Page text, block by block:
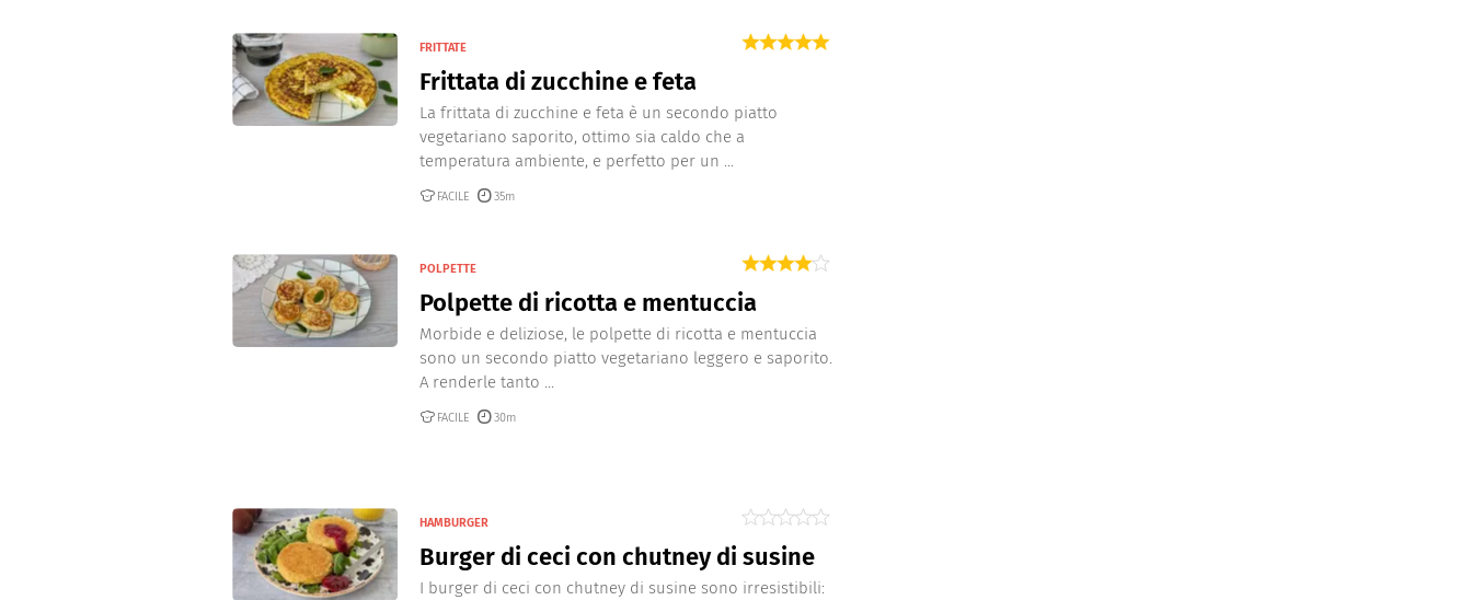
FRITTATE
Frittata di zucchine e feta
La frittata di zucchine e feta è un secondo piatto
vegetariano saporito, ottimo sia caldo che a
temperatura ambiente, e perfetto per un ...
FACILE 35m
POLPETTE
Polpette di ricotta e mentuccia
Morbide e deliziose, le polpette di ricotta e mentuccia
sono un secondo piatto vegetariano leggero e saporito.
A renderle tanto ...
FACILE 30m
HAMBURGER
Burger di ceci con chutney di susine
I burger di ceci con chutney di susine sono irresistibili: